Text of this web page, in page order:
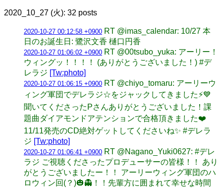
2020_10_27 (火): 32 posts
2020-10-27 00:12:58 +0900 RT @imas_calendar: 10/27 本
日のお誕生日: 鷺沢文香 樋口円香
2020-10-27 01:06:02 +0900 RT @00tsubo_yuka: アーリー！
ウィングッ！！！！ (ありがとうございました！) #デ
レラジ [Tw:photo]
2020-10-27 01:06:15 +0900 RT @chiyo_tomaru: アーリーウ
ィング軍団でデレラジ☆をジャックしてきました⚡️💙
聞いてくださったPさんありがとうございました！課
題曲ダイアモンドアテンションで合格頂きました❤️
11/11発売のCD絶対ゲットしてくださいね✨ #デレラ
ジ [Tw:photo]
2020-10-27 01:06:41 +0900 RT @Nagano_Yuki0627: #デレ
ラジ ご視聴くださったプロデューサーの皆様！！ あり
がとうございましたー！！ アーリーウィング軍団のハ
ロウィン回(？)🎃👻！！先輩方に囲まれて幸せな時間